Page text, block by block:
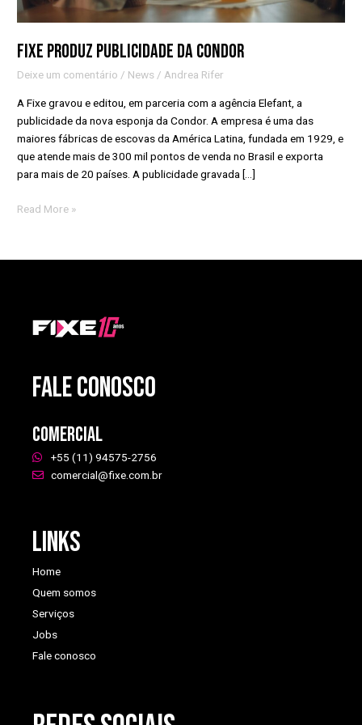
Fixe produz publicidade da Condor
Deixe um comentário / News /Andrea Rifer
A Fixe gravou e editou, em parceria com a agência Elefant, a
publicidade da nova esponja da Condor. A empresa é uma das
maiores fábricas de escovas da América Latina, fundada em 1929, e
que atende mais de 300 mil pontos de venda no Brasil e exporta
para mais de 20 países. A publicidade gravada […]
Read More »
FALE CONOSCO
Comercial
+55 (11) 94575-2756
comercial@fixe.com.br
Links
Home
Quem somos
Serviços
Jobs
Fale conosco